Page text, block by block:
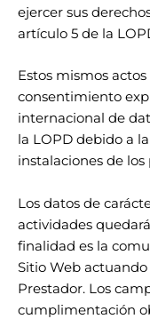
ejercer sus
artículo 5 de la
Estos mismos
consentimiento
internacional de
la LOPD debido a
instalaciones de
Los datos de
actividades
finalidad es la
Sitio Web
Prestador. Los
cumplimentación